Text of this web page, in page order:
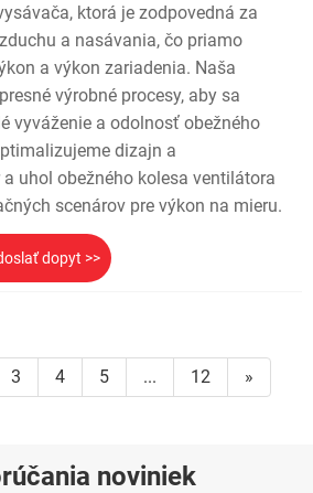
ktorá je zodpovedná za
a nasávania, čo priamo
a výkon zariadenia. Naša
výrobné procesy, aby sa
vyváženie a odolnosť obežného
dizajn a
uhol obežného kolesa ventilátora
scenárov pre výkon na mieru.
dopyt >>
3 4 5 ... 12 »
noviniek